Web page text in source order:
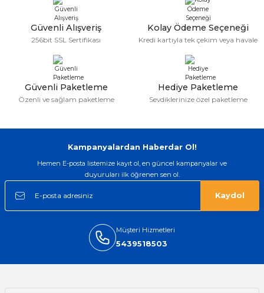
gerçekten çok kaliteil ürün geldi bu
kordonu normal dışardan bir saatciye
taktırsam işciliği ile birlikte enaz 2,k
isterlerdi alacak arkadaşlar ölçülerini
İsmail yılmaz | 15/05/2026
Swatch yos Model saatime aldim
Sipariş verdikten 2 gün sonra ulaştı.
Oldukça kaliteli ve şık bir görünümü
rahatsız etmiyor ve tam oturdu.
olacak...
Sinan Tatlicioglu | 30/01/2026
Güvenli Alışveriş
256bit SSL Sertifikası
Kolay Ödeme Seçeneği
Kredi kartıyla tek çekim veya havale
Güvenli Paketleme
Özenli ve sağlam paketleme
Hediye Paketleme
Sevdiklerinize özel paketleme
Kampanyalardan Haberdar Ol!
Hemen E-posta listemize kayıt ol, en güncel kampanyalar ve
duyuruları ilk öğrenen sen ol.
Kaydol
Müşteri Hizmetleri
5439518503